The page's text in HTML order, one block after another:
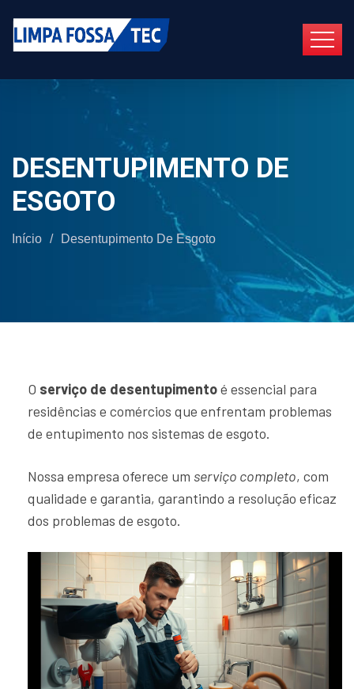
DESENTUPIMENTO DE
ESGOTO
Início / Desentupimento De Esgoto
O serviço de desentupimentoé essencial para
residências e comércios que enfrentam problemas
de entupimento nos sistemas de esgoto.
Nossa empresa oferece um serviço completo, com
qualidade e garantia, garantindo a resolução eficaz
dos problemas de esgoto.